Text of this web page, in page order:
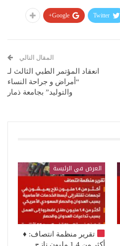
Twitter
Google+
المقال التالي
انعقاد المؤتمر الطبي الثالث لـ
“أمراض و جراحة النساء
والتوليد” بجامعة ذمار
العرض في الرئيسة
تقرير منظمة انتصاف: ♦️
أكثر من 1.4 مليون نازح